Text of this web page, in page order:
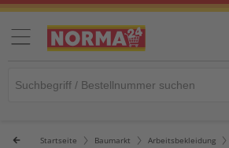
Startseite Baumarkt Arbeitsbekleidung